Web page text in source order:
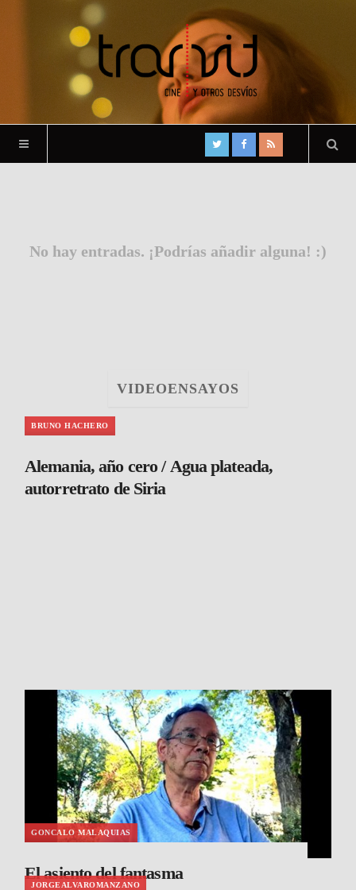
No hay entradas. ¡Podrías añadir alguna! :)
VIDEOENSAYOS
BRUNO HACHERO
Alemania, año cero / Agua plateada,
autorretrato de Siria
GONCALO MALAQUIAS
El asiento del fantasma
JORGEALVAROMANZANO